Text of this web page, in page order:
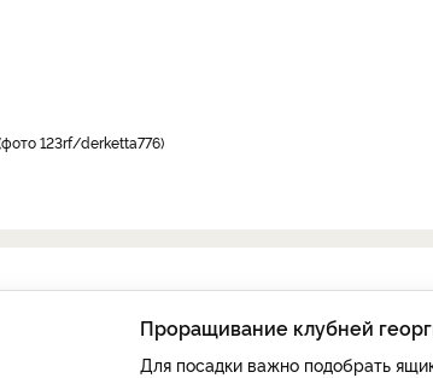
фото 123rf/derketta776
Проращивание клубней
Для посадки важно подобрать